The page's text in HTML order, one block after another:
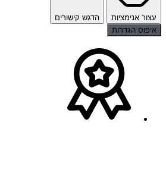
עצור אנימציות
הדגש קישורים
איפוס הגדרות